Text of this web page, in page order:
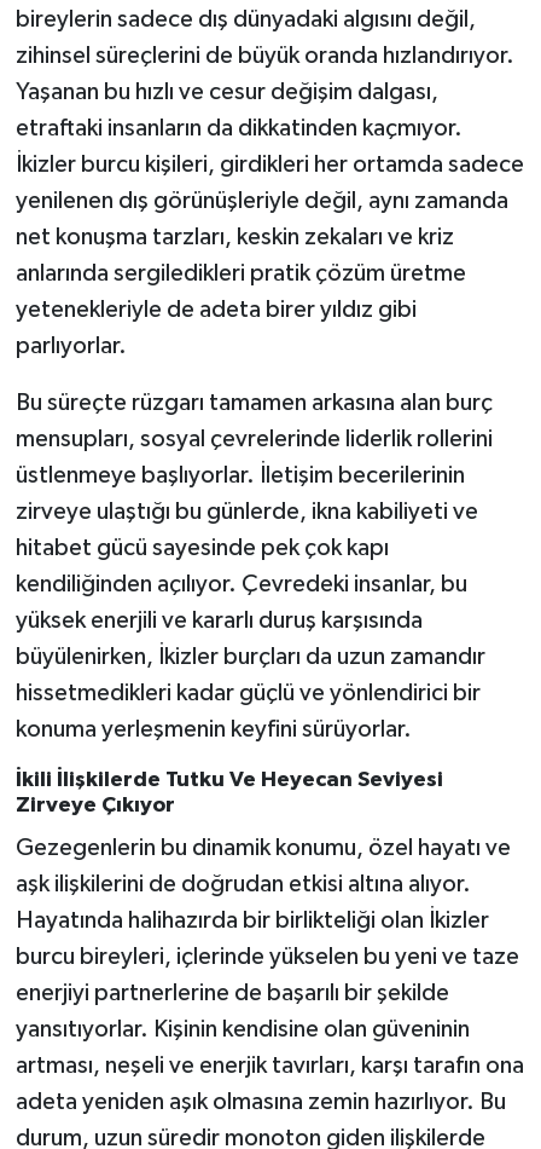
bireylerin sadece dış dünyadaki algısını değil,
zihinsel süreçlerini de büyük oranda hızlandırıyor.
Yaşanan bu hızlı ve cesur değişim dalgası,
etraftaki insanların da dikkatinden kaçmıyor.
İkizler burcu kişileri, girdikleri her ortamda sadece
yenilenen dış görünüşleriyle değil, aynı zamanda
net konuşma tarzları, keskin zekaları ve kriz
anlarında sergiledikleri pratik çözüm üretme
yetenekleriyle de adeta birer yıldız gibi
parlıyorlar.
Bu süreçte rüzgarı tamamen arkasına alan burç
mensupları, sosyal çevrelerinde liderlik rollerini
üstlenmeye başlıyorlar. İletişim becerilerinin
zirveye ulaştığı bu günlerde, ikna kabiliyeti ve
hitabet gücü sayesinde pek çok kapı
kendiliğinden açılıyor. Çevredeki insanlar, bu
yüksek enerjili ve kararlı duruş karşısında
büyülenirken, İkizler burçları da uzun zamandır
hissetmedikleri kadar güçlü ve yönlendirici bir
konuma yerleşmenin keyfini sürüyorlar.
İkili İlişkilerde Tutku Ve Heyecan Seviyesi
Zirveye Çıkıyor
Gezegenlerin bu dinamik konumu, özel hayatı ve
aşk ilişkilerini de doğrudan etkisi altına alıyor.
Hayatında halihazırda bir birlikteliği olan İkizler
burcu bireyleri, içlerinde yükselen bu yeni ve taze
enerjiyi partnerlerine de başarılı bir şekilde
yansıtıyorlar. Kişinin kendisine olan güveninin
artması, neşeli ve enerjik tavırları, karşı tarafın ona
adeta yeniden aşık olmasına zemin hazırlıyor. Bu
durum, uzun süredir monoton giden ilişkilerde